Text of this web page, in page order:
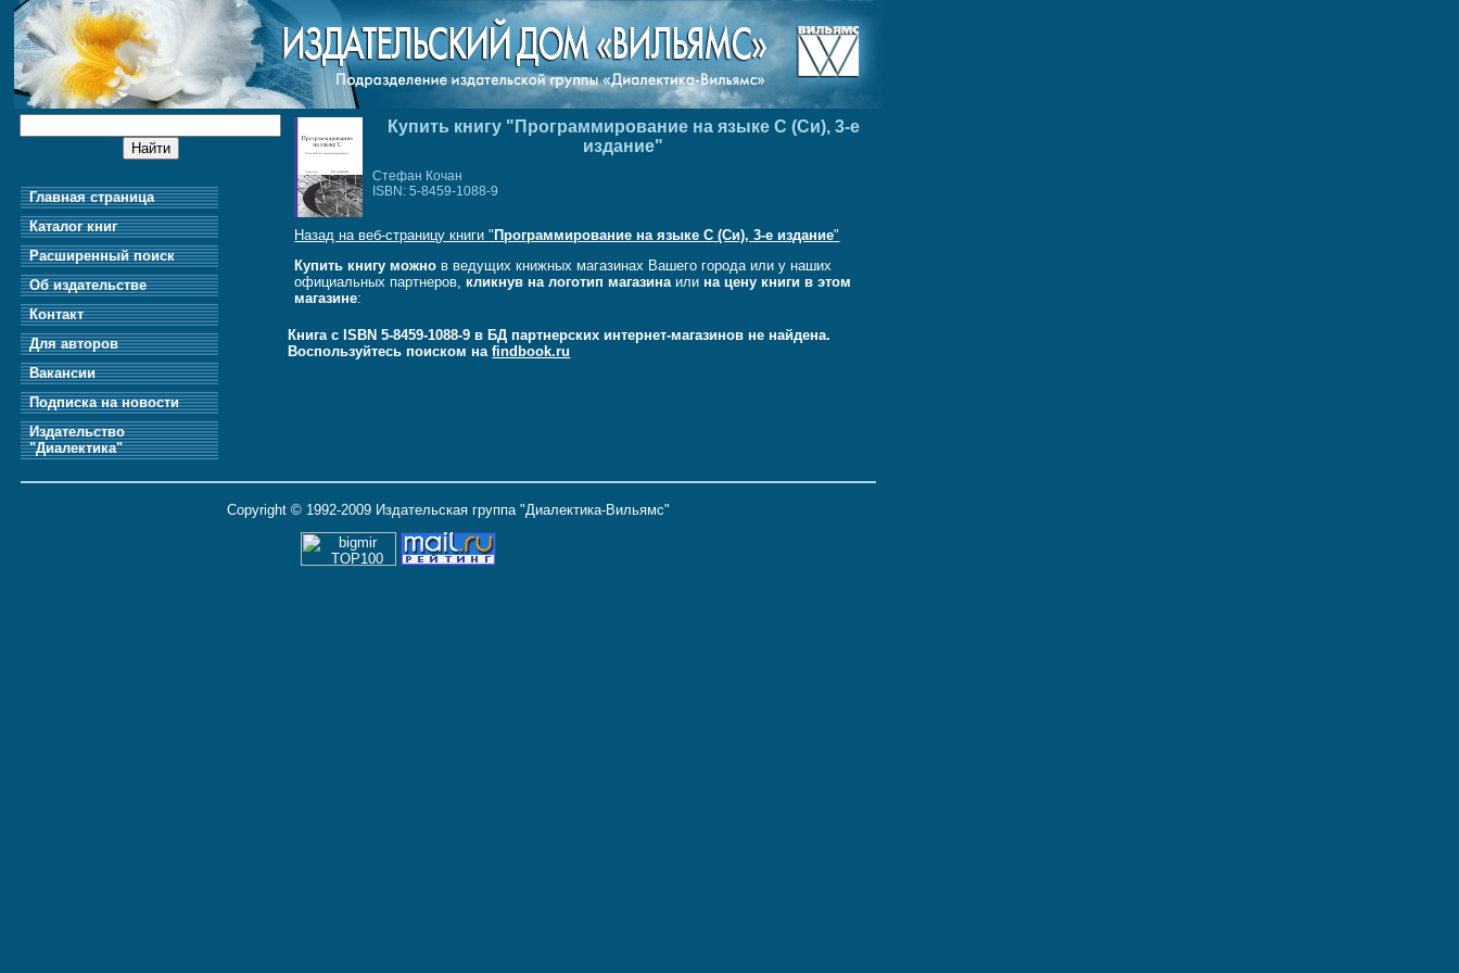
Главная страница
Каталог книг
Расширенный поиск
Об издательстве
Контакт
Для авторов
Вакансии
Подписка на новости
Издательство
"Диалектика"
Купить книгу "Программирование на языке C (Си), 3-е
издание"
Стефан Кочан
ISBN: 5-8459-1088-9
Назад на веб-страницу книги " Программирование на языке C (Си), 3-е издание"
Купить книгу можно в ведущих книжных магазинах Вашего города или у наших
официальных партнеров, кликнув на логотип магазинаили на цену книги в этом
магазине:
Книга с ISBN 5-8459-1088-9 в БД партнерских интернет-магазинов не найдена.
Воспользуйтесь поиском наfindbook.ru
Copyright © 1992-2009 Издательская группа "Диалектика-Вильямс"